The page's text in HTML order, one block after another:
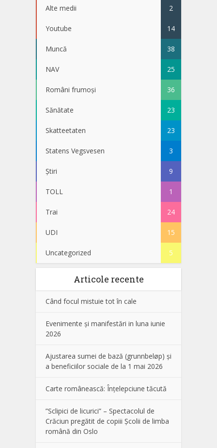
Alte medii 2
Youtube 14
Muncă 38
NAV 25
Români frumoși 36
Sănătate 23
Skatteetaten 23
Statens Vegsvesen 3
Știri 9
TOLL 1
Trai 24
UDI 15
Uncategorized 5
Articole recente
Când focul mistuie tot în cale
Evenimente și manifestări in luna iunie
2026
Ajustarea sumei de bază (grunnbeløp) și
a beneficiilor sociale de la 1 mai 2026
Carte românească: Înțelepciune tăcută
”Sclipici de licurici” – Spectacolul de
Crăciun pregătit de copiii Școlii de limba
română din Oslo